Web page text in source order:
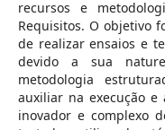
recursos e
Requisitos. O objetivo
de realizar ensaios e
devido a sua
metodologia
auxiliar na execução e
inovador e complexo